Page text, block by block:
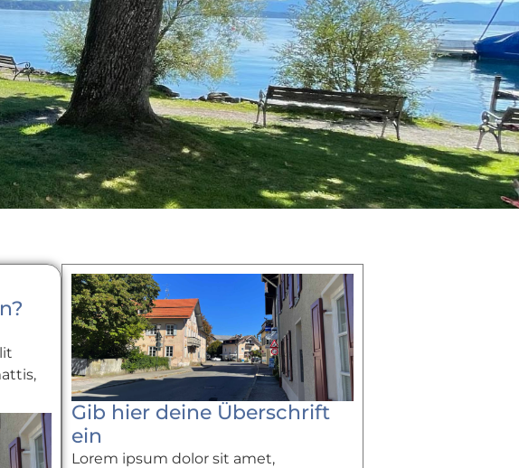
Gib hier deine Überschrift
ein
Lorem ipsum dolor sit amet,